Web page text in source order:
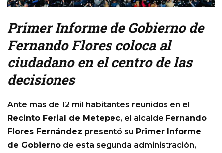
Primer Informe de Gobierno de
Fernando Flores coloca al
ciudadano en el centro de las
decisiones
Ante más de 12 mil habitantes reunidos en el
Recinto Ferial de Metepec, el alcalde Fernando
Flores Fernández presentó su Primer Informe
de Gobierno de esta segunda administración,